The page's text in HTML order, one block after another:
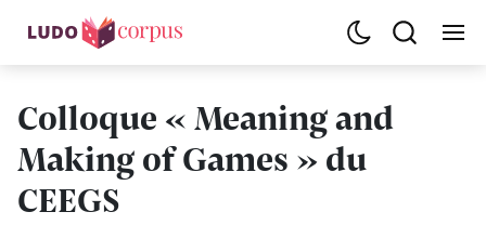
Colloque « Meaning and
Making of Games » du
CEEGS